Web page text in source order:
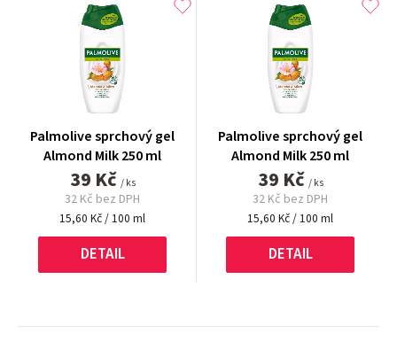
Palmolive sprchový gel
Almond Milk 250 ml
39 Kč / ks
32 Kč bez DPH
Měrná
cena:
15,60 Kč / 100 ml
DETAIL
Palmolive sprchový gel
Almond Milk 250 ml
39 Kč / ks
32 Kč bez DPH
Měrná
cena:
15,60 Kč / 100 ml
DETAIL